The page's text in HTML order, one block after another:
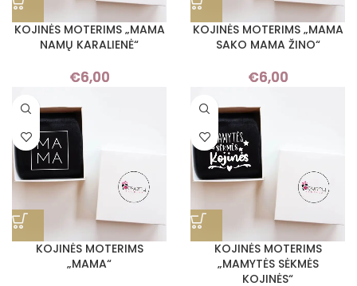
KOJINĖS MOTERIMS „MAMA
NAMŲ KARALIENĖ“
€6,00
KOJINĖS MOTERIMS „MAMA
SAKO MAMA ŽINO“
€6,00
KOJINĖS MOTERIMS
„MAMA“
KOJINĖS MOTERIMS
„MAMYTĖS SĖKMĖS
KOJINĖS“